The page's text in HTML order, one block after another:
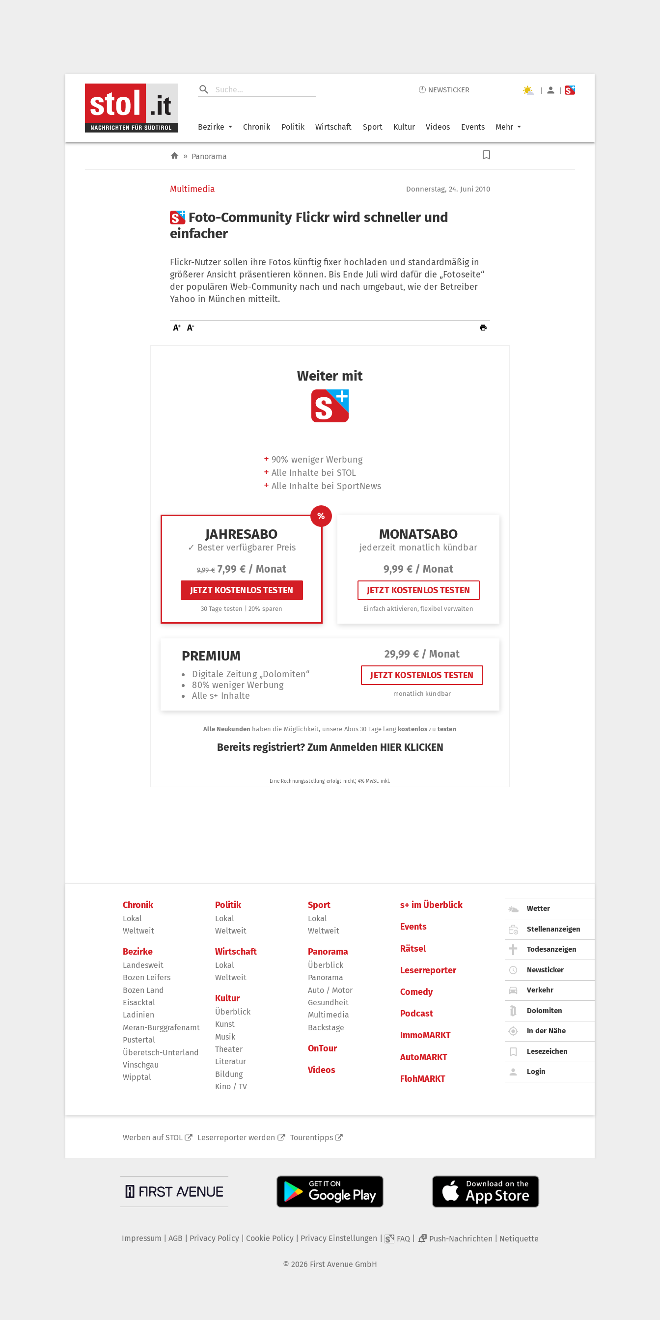
🕙 NEWSTICKER | |
Bezirke Chronik Politik Wirtschaft Sport Kultur Videos Events Mehr
» Panorama
Multimedia Donnerstag, 24. Juni 2010
 Foto-Community Flickr wird schneller und
einfacher
Flickr-Nutzer sollen ihre Fotos künftig fixer hochladen und standardmäßig in
größerer Ansicht präsentieren können. Bis Ende Juli wird dafür die „Fotoseite“
der populären Web-Community nach und nach umgebaut, wie der Betreiber
Yahoo in München mitteilt.
Chronik
Lokal
Weltweit
Bezirke
Landesweit
Bozen Leifers
Bozen Land
Eisacktal
Ladinien
Meran-Burggrafenamt
Pustertal
Überetsch-Unterland
Vinschgau
Wipptal
Politik
Lokal
Weltweit
Wirtschaft
Lokal
Weltweit
Kultur
Überblick
Kunst
Musik
Theater
Literatur
Bildung
Kino / TV
Sport
Lokal
Weltweit
Panorama
Überblick
Panorama
Auto / Motor
Gesundheit
Multimedia
Backstage
OnTour
Videos
s+ im Überblick
Events
Rätsel
Leserreporter
Comedy
Podcast
ImmoMARKT
AutoMARKT
FlohMARKT
Wetter
Stellenanzeigen
Todesanzeigen
Newsticker
Verkehr
Dolomiten
In der Nähe
Lesezeichen
Login
Werben auf STOL Leserreporter werden Tourentipps
Impressum AGB Privacy Policy| Cookie Policy| Privacy Einstellungen FAQ 2 Push-Nachrichten Netiquette
© 2026 First Avenue GmbH